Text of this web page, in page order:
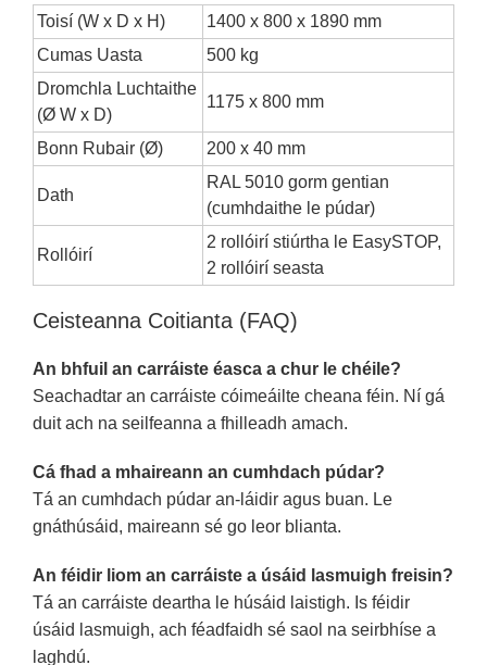
Toisí (W x D x H)
1400 x 800 x 1890 mm
Cumas Uasta
500 kg
Dromchla Luchtaithe
(Ø W x D)
1175 x 800 mm
Bonn Rubair (Ø) 200 x 40 mm
Dath
RAL 5010 gorm gentian
(cumhdaithe le púdar)
Rollóirí
2 rollóirí stiúrtha le EasySTOP,
2 rollóirí seasta
Ceisteanna Coitianta (FAQ)
An bhfuil an carráiste éasca a chur le chéile?
Seachadtar an carráiste cóimeáilte cheana féin. Ní gá
duit ach na seilfeanna a fhilleadh amach.
Cá fhad a mhaireann an cumhdach púdar?
Tá an cumhdach púdar an-láidir agus buan. Le
gnáthúsáid, maireann sé go leor blianta.
An féidir liom an carráiste a úsáid lasmuigh freisin?
Tá an carráiste deartha le húsáid laistigh. Is féidir
úsáid lasmuigh, ach féadfaidh sé saol na seirbhíse a
laghdú.